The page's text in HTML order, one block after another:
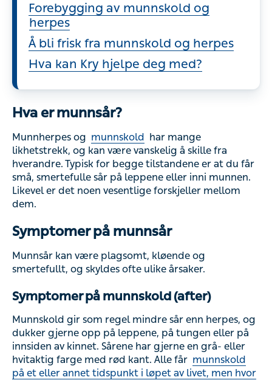
Forebygging av munnskold og
herpes
Å bli frisk fra munnskold og herpes
Hva kan Kry hjelpe deg med?
Hva er munnsår?
Munnherpes og munnskold har mange
likhetstrekk, og kan være vanskelig å skille fra
hverandre. Typisk for begge tilstandene er at du får
små, smertefulle sår på leppene eller inni munnen.
Likevel er det noen vesentlige forskjeller mellom
dem.
Symptomer på munnsår
Munnsår kan være plagsomt, kløende og
smertefullt, og skyldes ofte ulike årsaker.
Symptomer på munnskold (after)
Munnskold gir som regel mindre sår enn herpes, og
dukker gjerne opp på leppene, på tungen eller på
innsiden av kinnet. Sårene har gjerne en grå- eller
hvitaktig farge med rød kant. Alle får munnskold
på et eller annet tidspunkt i løpet av livet, men hvor